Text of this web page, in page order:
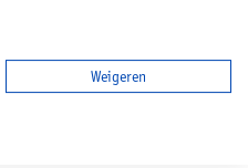
Weigeren